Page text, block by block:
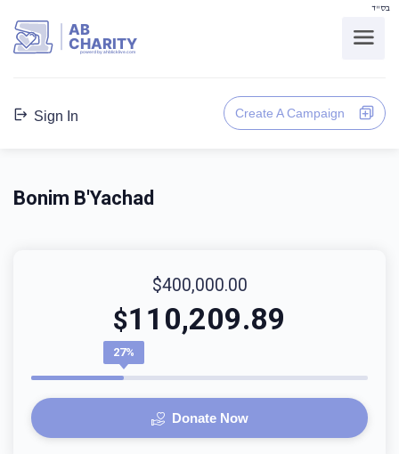
בס"ד
AB
CHARITY
powerd by ahblicklive.com
Sign In Create A Campaign
Bonim B'Yachad
$400,000.00
$110,209.89
27%
Donate Now